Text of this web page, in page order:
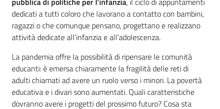
Per i media
Per i cittadini
dedicati a tutti coloro che lavorano a contatto con bambini,
ragazzi o che comunque pensano, progettano e realizzano
attività dedicate all’infanzia e all’adolescenza.
La pandemia offre la possibilità di ripensare le comunità
educanti: è emersa chiaramente la fragilità delle reti di
adulti chiamati ad avere un ruolo verso i minori. La povertà
educativa e i divari sono aumentati. Quali caratteristiche
dovranno avere i progetti del prossimo futuro? Cosa sta